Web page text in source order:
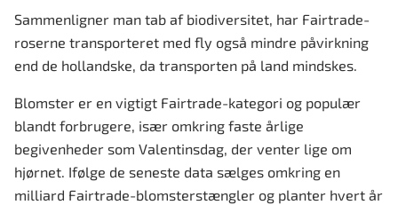
Sammenligner man tab af biodiversitet, har Fairtrade-
roserne transporteret med fly også mindre påvirkning
end de hollandske, da transporten på land mindskes.
Blomster er en vigtigt Fairtrade-kategori og populær
blandt forbrugere, især omkring faste årlige
begivenheder som Valentinsdag, der venter lige om
hjørnet. Ifølge de seneste data sælges omkring en
milliard Fairtrade-blomsterstængler og planter hvert år